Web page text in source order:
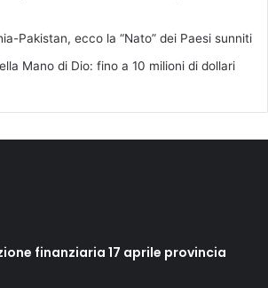
Pakistan, ecco la “Nato” dei Paesi sunniti
Mano di Dio: fino a 10 milioni di dollari
finanziaria 17 aprile provincia